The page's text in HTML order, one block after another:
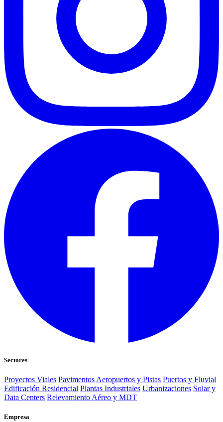
Sectores
Proyectos Viales Pavimentos Aeropuertos y Pistas Puertos y Fluvial
Edificación Residencial Plantas Industriales Urbanizaciones Solar y
Data Centers Relevamiento Aéreo y MDT
Empresa